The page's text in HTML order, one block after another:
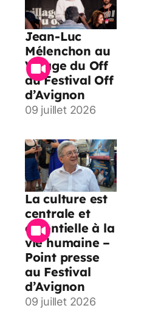
Jean-Luc
Mélenchon au
Village du Off
du Festival Off
d’Avignon
09 juillet 2026
La culture est
centrale et
essentielle à la
vie humaine –
Point presse
au Festival
d’Avignon
09 juillet 2026